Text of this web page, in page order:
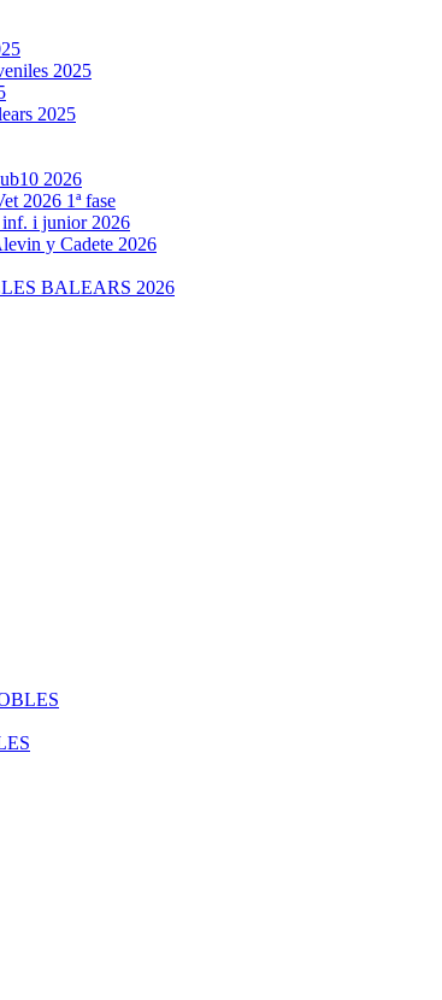
2025
2025
2026
2026 1ª fase
inf. i junior 2026
y Cadete 2026
BALEARS 2026